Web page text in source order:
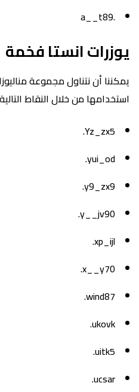
.a__t89
يوزرات انستا فخمة
يمكننا أن نتناول مجموعة
استخدامها من خلال النقاط
Yz_zx5.
yui_od.
y9_zx9.
y__jv90.
xp_ijl.
x__y70.
wind87.
ukovk.
uitk5.
ucsar.